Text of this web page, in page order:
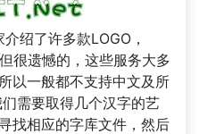
绍了许多款LOGO，
很遗憾的，这些服务大多
以一般都不支持中文及所
要取得几个汉字的艺
找相应的字库文件，然后